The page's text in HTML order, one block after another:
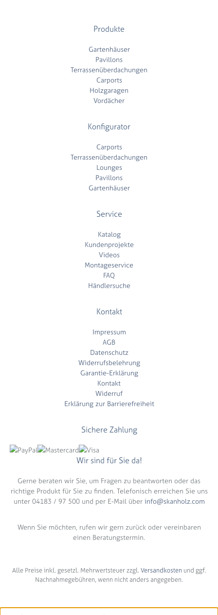
Produkte
Gartenhäuser
Pavillons
Terrassenüberdachungen
Carports
Holzgaragen
Vordächer
Konfigurator
Carports
Terrassenüberdachungen
Lounges
Pavillons
Gartenhäuser
Service
Katalog
Kundenprojekte
Videos
Montageservice
FAQ
Händlersuche
Kontakt
Impressum
AGB
Datenschutz
Widerrufsbelehrung
Garantie-Erklärung
Kontakt
Widerruf
Erklärung zur Barrierefreiheit
Sichere Zahlung
Wir sind für Sie da!
Gerne beraten wir Sie, um Fragen zu beantworten oder das
richtige Produkt für Sie zu finden. Telefonisch erreichen Sie uns
unter 04183 / 97 500 und per E-Mail über info@skanholz.com
Wenn Sie möchten, rufen wir gern zurück oder vereinbaren
einen Beratungstermin.
Alle Preise inkl. gesetzl. Mehrwertsteuer zzgl. Versandkosten und ggf.
Nachnahmegebühren, wenn nicht anders angegeben.